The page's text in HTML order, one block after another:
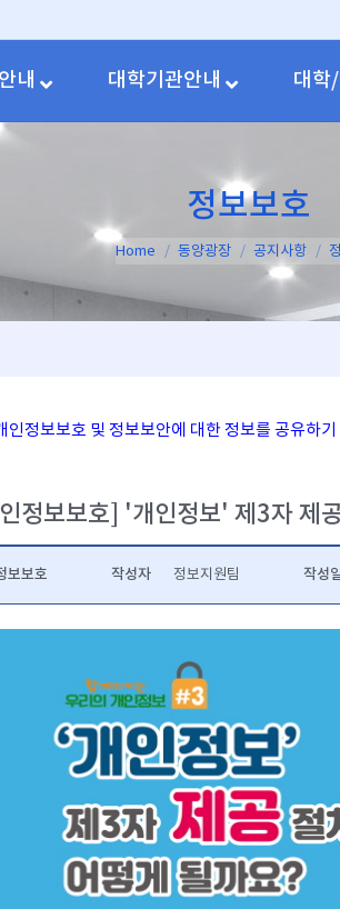
내 대학기관안내 대학
정보보호
You are here:
Home 동양광장 공지사항
인정보보호 및 정보보안에 대한 정보를 공유하
정보보호] '개인정보' 제3자 제
보보호 작성자 정보지원팀 작성일